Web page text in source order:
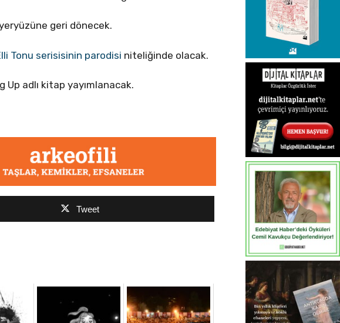
geri dönecek.
Tonu serisisinin parodisi niteliğinde olacak.
Up adlı kitap yayımlanacak.
Tweet